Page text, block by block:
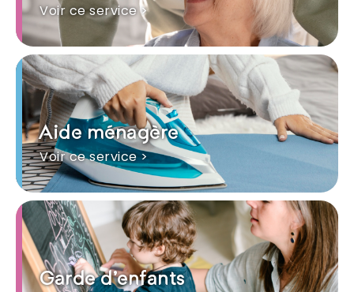
Voir ce service >
Aide ménagère
Voir ce service >
Garde d'enfants